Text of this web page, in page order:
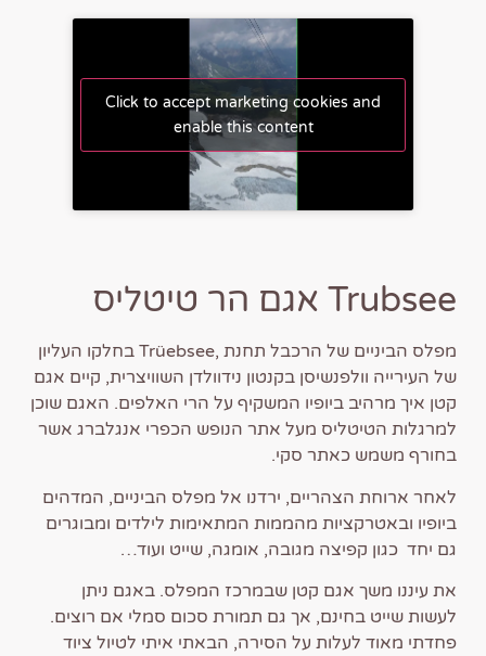
Click to accept marketing cookies and
enable this content
Trubsee אגם הר טיטליס
מפלס הביניים של הרכבל תחנת ,Trüebsee בחלקו העליון
של העירייה וולפנשיסן בקנטון נידוולדן השוויצרית, קיים אגם
קטן איך מרהיב ביופיו המשקיף על הרי האלפים. האגם שוכן
למרגלות הטיטליס מעל אתר הנופש הכפרי אנגלברג אשר
בחורף משמש כאתר סקי.
לאחר ארוחת הצהריים, ירדנו אל מפלס הביניים, המדהים
ביופיו ובאטרקציות מהממות המתאימות לילדים ומבוגרים
גם יחד כגון קפיצה מגובה, אומגה, שייט ועוד…
את עיננו משך אגם קטן שבמרכז המפלס. באגם ניתן
לעשות שייט בחינם, אך גם תמורת סכום סמלי אם רוצים.
פחדתי מאוד לעלות על הסירה, הבאתי איתי לטיול ציוד